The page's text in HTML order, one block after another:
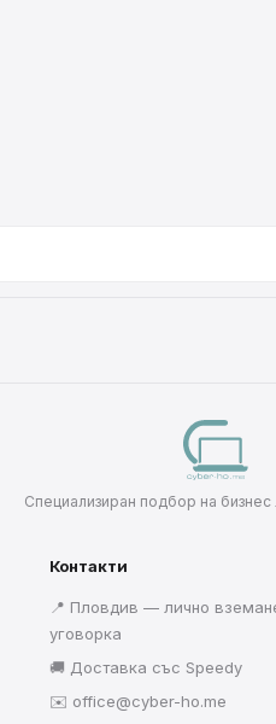
Специализиран подбор на бизнес
Контакти
📍 Пловдив — лично
уговорка
🚚 Доставка със Speedy
✉️ office@cyber-ho.me